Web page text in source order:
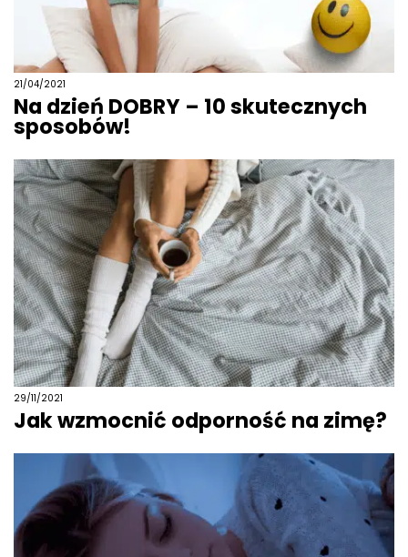
21/04/2021
Na dzień DOBRY – 10 skutecznych
sposobów!
29/11/2021
Jak wzmocnić odporność na zimę?